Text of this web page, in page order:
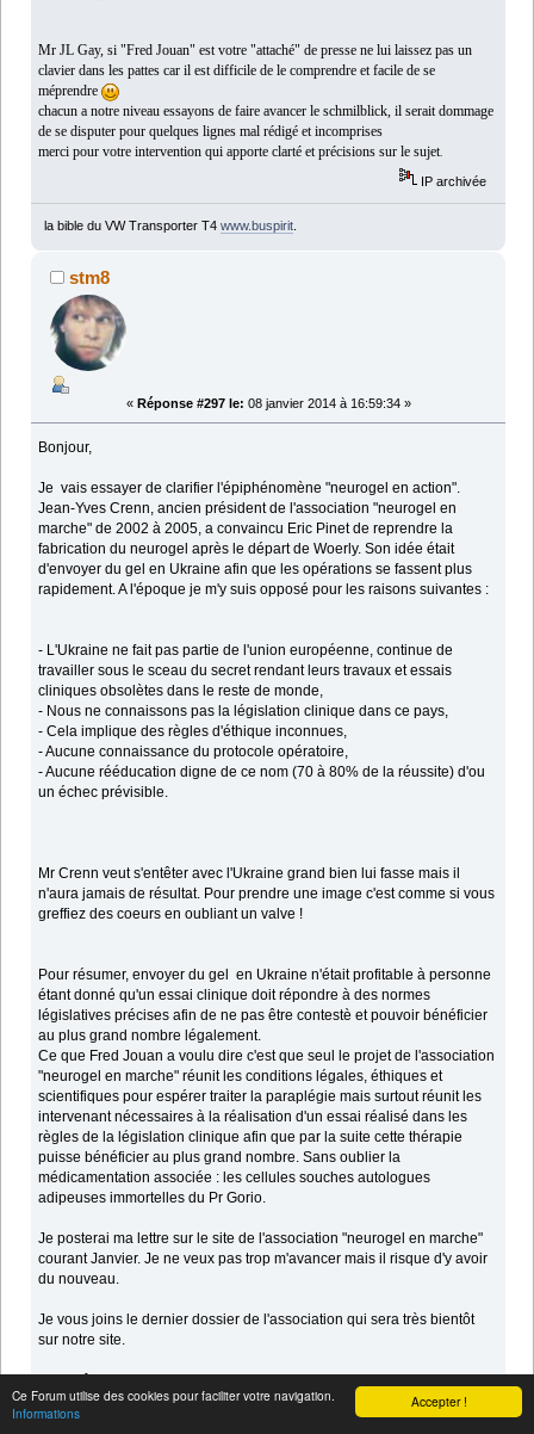
Accepter !
Ce Forum utilise des cookies pour faciliter votre navigation.
Informations
Mr JL Gay, si "Fred Jouan" est votre "attaché" de presse ne lui laissez pas un
clavier dans les pattes car il est difficile de le comprendre et facile de se
méprendre
chacuna notre niveau essayons de faire avancer le schmilblick, il serait dommage
de se disputer pour quelques lignes mal rédigé et incomprises
merci pour votre intervention qui apporte clarté et précisions sur le sujet.
IP archivée
la bible du VW Transporter T4 www.buspirit.
stm8
« Réponse #297 le: 08 janvier 2014 à 16:59:34 »
Bonjour,
Je vais essayer de clarifier l'épiphénomène "neurogel en action".
Jean-Yves Crenn, ancien président de l'association "neurogel en
marche" de 2002 à 2005, a convaincu Eric Pinet de reprendre la
fabrication du neurogel après le départ de Woerly. Son idée était
d'envoyer du gel en Ukraine afin que les opérations se fassent plus
rapidement. A l'époque je m'y suis opposé pour les raisons suivantes :
- L'Ukraine ne fait pas partie de l'union européenne, continue de
travailler sous le sceau du secret rendant leurs travaux et essais
cliniques obsolètes dans le reste de monde,
- Nous ne connaissons pas la législation clinique dans ce pays,
- Cela implique des règles d'éthique inconnues,
- Aucune connaissance du protocole opératoire,
- Aucune rééducation digne de ce nom (70 à 80% de la réussite) d'ou
un échec prévisible.
Mr Crenn veut s'entêter avec l'Ukraine grand bien lui fasse mais il
n'aura jamais de résultat. Pour prendre une image c'est comme si vous
greffiez des coeurs en oubliant un valve !
Pour résumer, envoyer du gel en Ukraine n'était profitable à personne
étant donné qu'un essai clinique doit répondre à des normes
législatives précises afin de ne pas être contestè et pouvoir bénéficier
au plus grand nombre légalement.
Ce que Fred Jouan a voulu dire c'est que seul le projet de l'association
"neurogel en marche" réunit les conditions légales, éthiques et
scientifiques pour espérer traiter la paraplégie mais surtout réunit les
intervenant nécessaires à la réalisation d'un essai réalisé dans les
règles de la législation clinique afin que par la suite cette thérapie
puisse bénéficier au plus grand nombre. Sans oublier la
médicamentation associée : les cellules souches autologues
adipeuses immortelles du Pr Gorio.
Je posterai ma lettre sur le site de l'association "neurogel en marche"
courant Janvier. Je ne veux pas trop m'avancer mais il risque d'y avoir
du nouveau.
Je vous joins le dernier dossier de l'association qui sera très bientôt
sur notre site.
jl gay